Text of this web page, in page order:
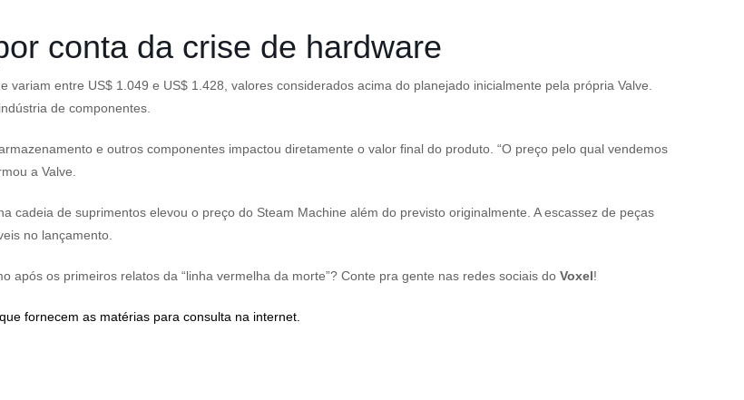
conta da crise de hardware
entre US$ 1.049 e US$ 1.428, valores considerados acima do planejado inicialmente pela própria Valve.
de componentes.
e outros componentes impactou diretamente o valor final do produto. “O preço pelo qual vendemos
a Valve.
cadeia de suprimentos elevou o preço do Steam Machine além do previsto originalmente. A escassez de peças
no lançamento.
após os primeiros relatos da “linha vermelha da morte”? Conte pra gente nas redes sociais do Voxel!
fornecem as matérias para consulta na internet.